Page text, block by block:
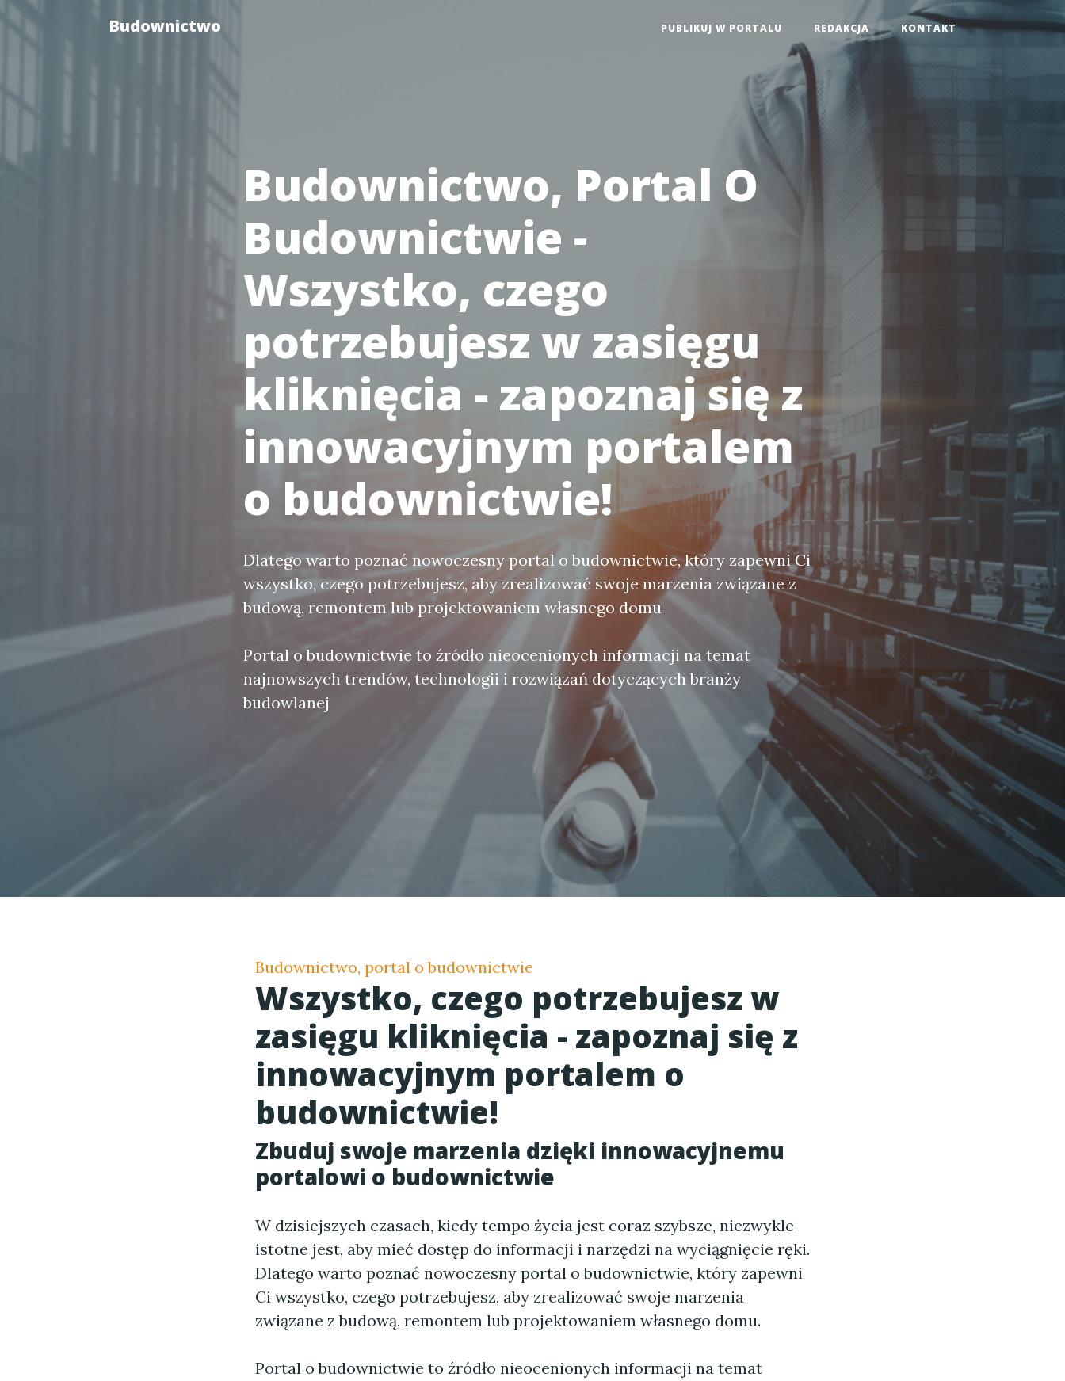
Budownictwo PUBLIKUJ W PORTALU REDAKCJA KONTAKT
Budownictwo, Portal O
Budownictwie -
Wszystko, czego
potrzebujesz w zasięgu
kliknięcia - zapoznaj się z
innowacyjnym portalem
o budownictwie!
Dlatego warto poznać nowoczesny portal o budownictwie, który zapewni Ci
wszystko, czego potrzebujesz, aby zrealizować swoje marzenia związane z
budową, remontem lub projektowaniem własnego domu
Portal o budownictwie to źródło nieocenionych informacji na temat
najnowszych trendów, technologii i rozwiązań dotyczących branży
budowlanej
Budownictwo, portal o budownictwie
Wszystko, czego potrzebujesz w
zasięgu kliknięcia - zapoznaj się z
innowacyjnym portalem o
budownictwie!
Zbuduj swoje marzenia dzięki innowacyjnemu
portalowi o budownictwie
W dzisiejszych czasach, kiedy tempo życia jest coraz szybsze, niezwykle
istotne jest, aby mieć dostęp do informacji i narzędzi na wyciągnięcie ręki.
Dlatego warto poznać nowoczesny portal o budownictwie, który zapewni
Ci wszystko, czego potrzebujesz, aby zrealizować swoje marzenia
związane z budową, remontem lub projektowaniem własnego domu.
Portal o budownictwie to źródło nieocenionych informacji na temat